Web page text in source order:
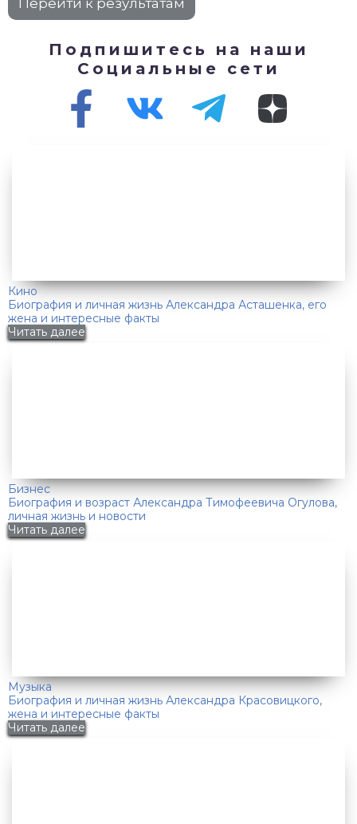
Подпишитесь на наши
Социальные сети
Кино
Биография и личная жизнь Александра Асташенка, его
жена и интересные факты
Читать далее
Бизнес
Биография и возраст Александра Тимофеевича Огулова,
личная жизнь и новости
Читать далее
Музыка
Биография и личная жизнь Александра Красовицкого,
жена и интересные факты
Читать далее